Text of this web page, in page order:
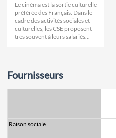
Le cinéma est la sortie culturelle
préférée des Français. Dans le
cadre des activités sociales et
culturelles, les CSE proposent
très souvent à leurs salariés...
Fournisseurs